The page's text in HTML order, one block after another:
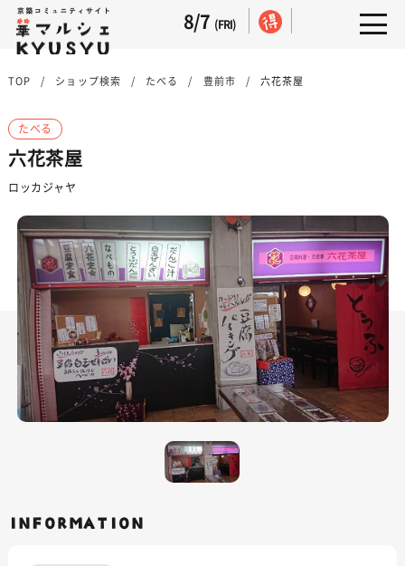
8/7 (FRI)
TOP ショップ検索 たべる 豊前市 六花茶屋
たべる
六花茶屋
ロッカジャヤ
INFORMATION